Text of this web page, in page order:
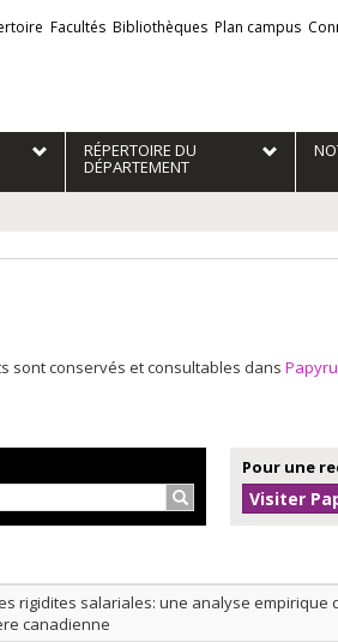
Facultés Bibliothèques Plan campus
RÉPERTOIRE DU
DÉPARTEMENT
sont conservés et consultables dans
Rechercher…
Pour une
Visiter
croissant
rigidites salariales: une analyse empirique
canadienne